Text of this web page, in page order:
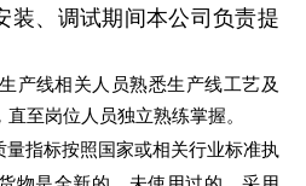
装、调试期间本公司负责提
产线相关人员熟悉生产线工艺及
至岗位人员独立熟练掌握。
量指标按照国家或相关行业标准执